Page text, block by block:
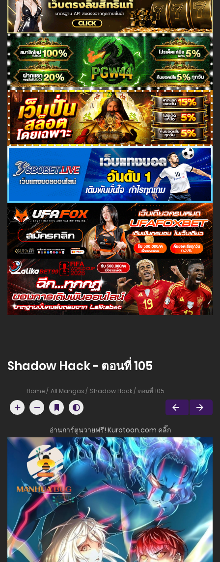
Shadow Hack - ตอนที่ 105
Home All Mangas Shadow Hack ตอนที่ 105
อ่านการ์ตูนวายฟรี! Kurotoon.com คลิ๊ก